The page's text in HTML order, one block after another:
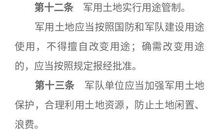
第十二条 军用土地实行用途管制。
军用土地应当按照国防和军队建设用途
使用，不得擅自改变用途；确需改变用途
的，应当按照规定报经批准。
第十三条 军队单位应当加强军用土地
保护，合理利用土地资源，防止土地闲置、
浪费。